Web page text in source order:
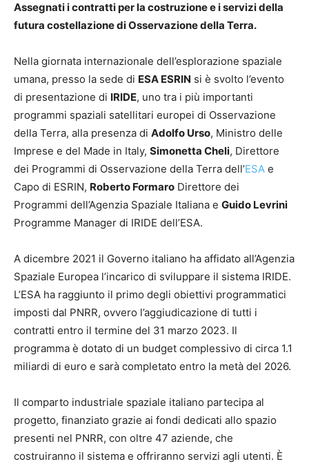
Assegnati i contratti per la costruzione e i servizi della
futura costellazione di Osservazione della Terra.
Nella giornata internazionale dell’esplorazione spaziale
umana, presso la sede di ESA ESRIN si è svolto l’evento
di presentazione di IRIDE, uno tra i più importanti
programmi spaziali satellitari europei di Osservazione
della Terra, alla presenza di Adolfo Urso, Ministro delle
Imprese e del Made in Italy, Simonetta Cheli, Direttore
dei Programmi di Osservazione della Terra dell’ESA e
Capo di ESRIN, Roberto Formaro Direttore dei
Programmi dell’Agenzia Spaziale Italiana e Guido Levrini
Programme Manager di IRIDE dell’ESA.
A dicembre 2021 il Governo italiano ha affidato all’Agenzia
Spaziale Europea l’incarico di sviluppare il sistema IRIDE.
L’ESA ha raggiunto il primo degli obiettivi programmatici
imposti dal PNRR, ovvero l’aggiudicazione di tutti i
contratti entro il termine del 31 marzo 2023. Il
programma è dotato di un budget complessivo di circa 1.1
miliardi di euro e sarà completato entro la metà del 2026.
Il comparto industriale spaziale italiano partecipa al
progetto, finanziato grazie ai fondi dedicati allo spazio
presenti nel PNRR, con oltre 47 aziende, che
costruiranno il sistema e offriranno servizi agli utenti. È